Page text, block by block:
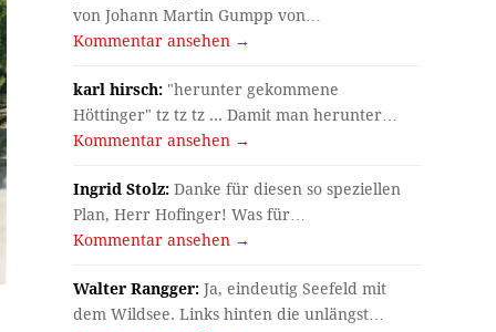
von Johann Martin Gumpp von…
Kommentar ansehen →
karl hirsch: "herunter gekommene
Höttinger" tz tz tz ... Damit man herunter…
Kommentar ansehen →
Ingrid Stolz: Danke für diesen so speziellen
Plan, Herr Hofinger! Was für…
Kommentar ansehen →
Walter Rangger: Ja, eindeutig Seefeld mit
dem Wildsee. Links hinten die unlängst…